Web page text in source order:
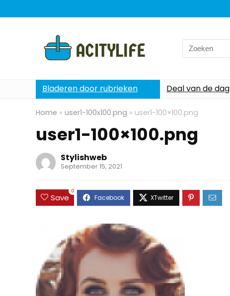
Search
for:
Bladeren door rubrieken Deal van de dag
Home » user1-100x100.png » user1-100×100.png
user1-100×100.png
Stylishweb
September 15, 2021
Save
0